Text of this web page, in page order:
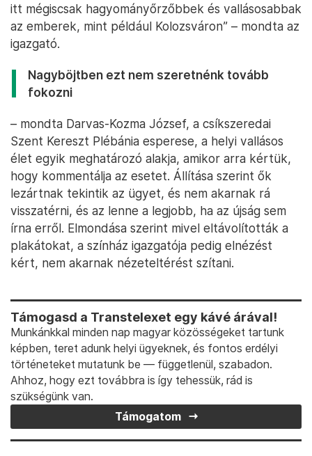
itt mégiscsak hagyományőrzőbbek és vallásosabbak
az emberek, mint például Kolozsváron” – mondta az
igazgató.
Nagyböjtben ezt nem szeretnénk tovább
fokozni
– mondta Darvas-Kozma József, a csíkszeredai
Szent Kereszt Plébánia esperese, a helyi vallásos
élet egyik meghatározó alakja, amikor arra kértük,
hogy kommentálja az esetet. Állítása szerint ők
lezártnak tekintik az ügyet, és nem akarnak rá
visszatérni, és az lenne a legjobb, ha az újság sem
írna erről. Elmondása szerint mivel eltávolították a
plakátokat, a színház igazgatója pedig elnézést
kért, nem akarnak nézeteltérést szítani.
Támogasd a Transtelexet egy kávé árával!
Munkánkkal minden nap magyar közösségeket tartunk
képben, teret adunk helyi ügyeknek, és fontos erdélyi
történeteket mutatunk be — függetlenül, szabadon.
Ahhoz, hogy ezt továbbra is így tehessük, rád is
szükségünk van.
Támogatom